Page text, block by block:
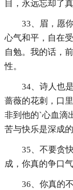
目，永远忘却了
33、眉，愿
心气和平，自在
自勉。我的话，
性。
34、诗人也
蔷薇的花刺，口
非到他的`心血滴
苦与快乐是深成的
35、不要贪
成，你真的争口
36、你真的